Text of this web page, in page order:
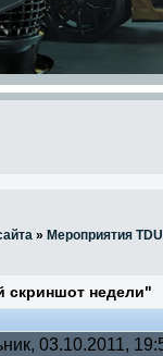
» Мероприятия
скриншот недели"
03.10.2011,